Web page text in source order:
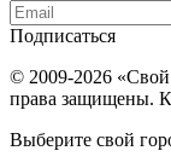
Подписаться
© 2009-2026
права защищены.
Выберите свой